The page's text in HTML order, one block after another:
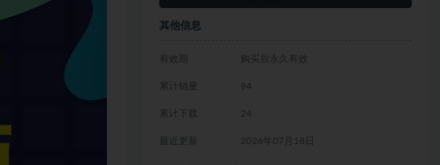
其他信息
有效期 购买后永久有效
累计销量 94
累计下载 24
最近更新 2026年07月18日